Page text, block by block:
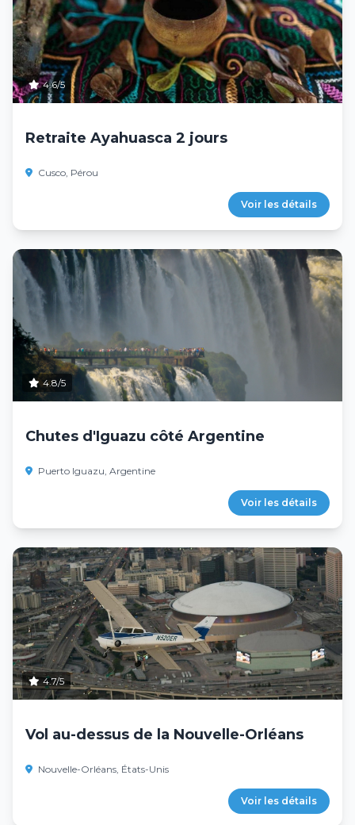
4.6/5
Retraite Ayahuasca 2 jours
Cusco, Pérou
Voir les détails
4.8/5
Chutes d'Iguazu côté Argentine
Puerto Iguazu, Argentine
Voir les détails
4.7/5
Vol au-dessus de la Nouvelle-Orléans
Nouvelle-Orléans, États-Unis
Voir les détails